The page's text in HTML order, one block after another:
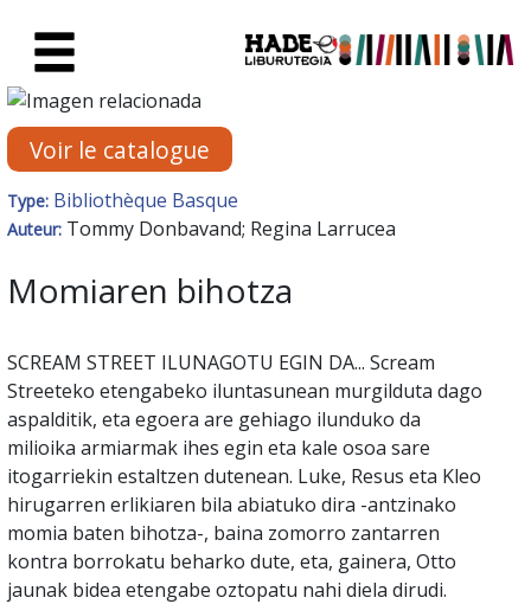
Fiche de Nouveaux Livres -
Voir le catalogue
Type: Bibliothèque Basque
Auteur: Tommy Donbavand; Regina Larrucea
Momiaren bihotza
SCREAM STREET ILUNAGOTU EGIN DA... Scream
Streeteko etengabeko iluntasunean murgilduta dago
aspalditik, eta egoera are gehiago ilunduko da
milioika armiarmak ihes egin eta kale osoa sare
itogarriekin estaltzen dutenean. Luke, Resus eta Kleo
hirugarren erlikiaren bila abiatuko dira -antzinako
momia baten bihotza-, baina zomorro zantarren
kontra borrokatu beharko dute, eta, gainera, Otto
jaunak bidea etengabe oztopatu nahi diela dirudi.